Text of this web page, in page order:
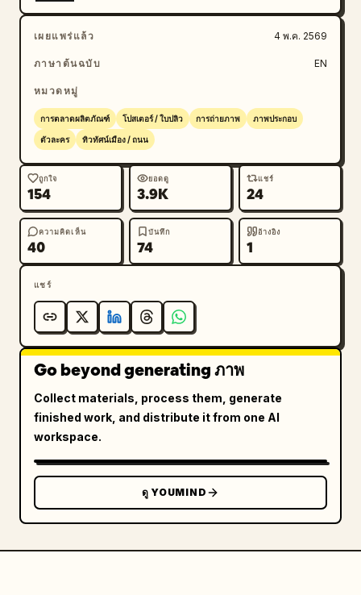
เผยแพร่แล้ว 4 พ.ค. 2569
ภาษาต้นฉบับ EN
หมวดหมู่
การตลาดผลิตภัณฑ์ โปสเตอร์ / ใบปลิว การถ่ายภาพ ภาพประกอบ
ตัวละคร ทิวทัศน์เมือง / ถนน
ถูกใจ
154
ยอดดู
3.9K
แชร์
24
ความคิดเห็น
40
บันทึก
74
อ้างอิง
1
แชร์
Go beyond generating ภาพ
Collect materials, process them, generate
finished work, and distribute it from one AI
workspace.
ดู YOUMIND